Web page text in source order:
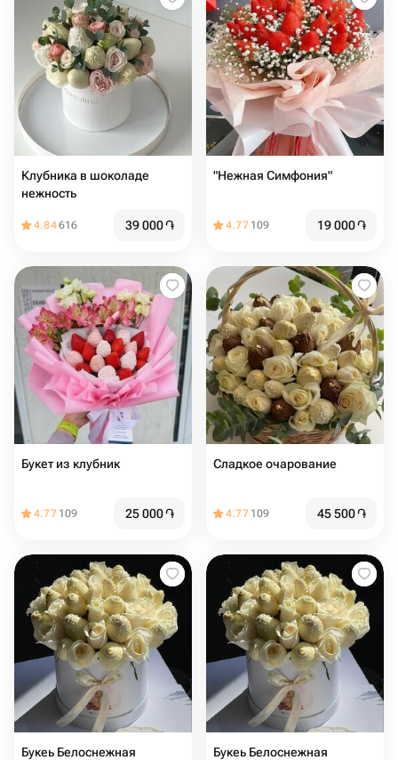
Клубника в шоколаде
нежность
4.84616 39 000֏
"Нежная Симфония"
4.77 109 19 000֏
Букет из клубник
4.77 109 25 000֏
Сладкое очарование
4.77 109 45 500֏
Букеь Белоснежная
Букеь Белоснежная